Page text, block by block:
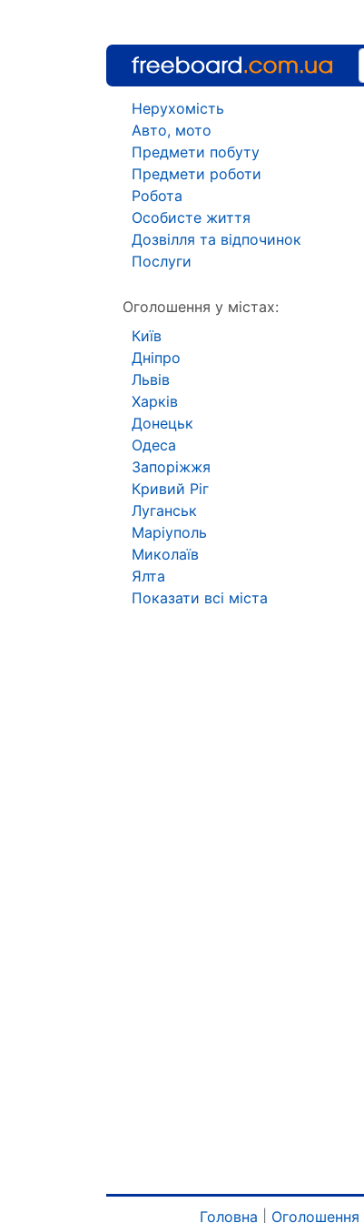
Нерухомість
Авто, мото
Предмети побуту
Предмети роботи
Робота
Особисте життя
Дозвілля та відпочинок
Послуги
Оголошення у містах:
Київ
Дніпро
Львів
Харків
Донецьк
Одеса
Запоріжжя
Кривий Ріг
Луганськ
Маріуполь
Миколаїв
Ялта
Показати всі міста
Головна Оголошення